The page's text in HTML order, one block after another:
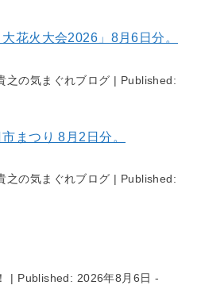
花火大会2026」8月6日分。
之の気まぐれブログ | Published:
まつり 8月2日分。
之の気まぐれブログ | Published:
| Published: 2026年8月6日 -